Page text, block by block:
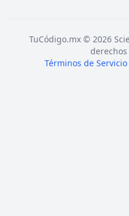
TuCódigo.mx © 2026
Términos de Servicio